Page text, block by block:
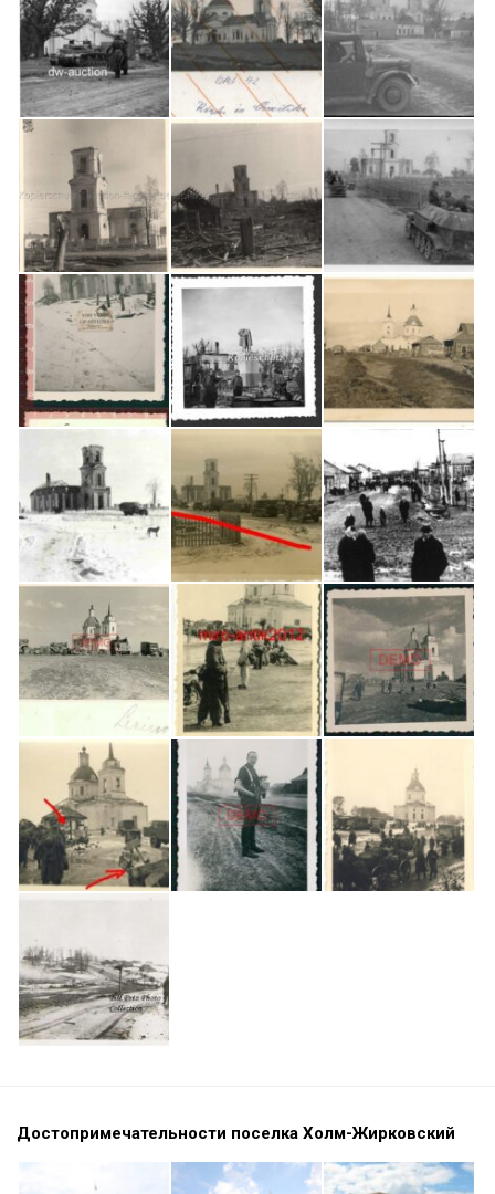
Достопримечательности поселка Холм-Жирковский